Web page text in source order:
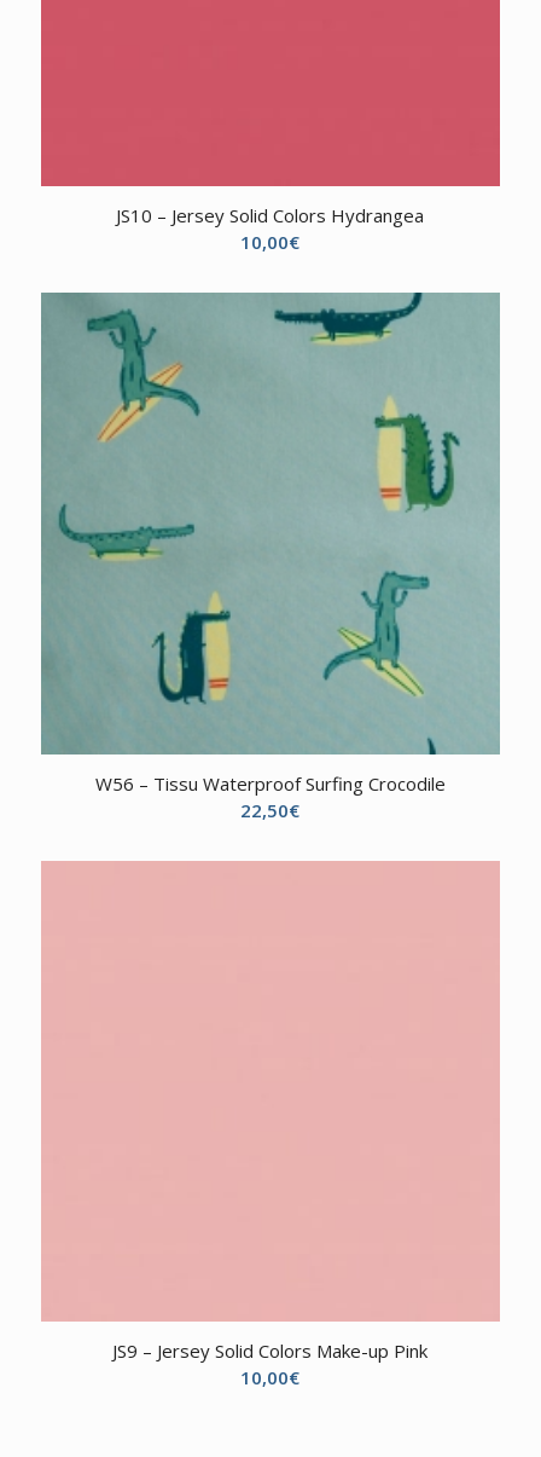
JS10 – Jersey Solid Colors Hydrangea
10,00€
W56 – Tissu Waterproof Surfing Crocodile
22,50€
JS9 – Jersey Solid Colors Make-up Pink
10,00€